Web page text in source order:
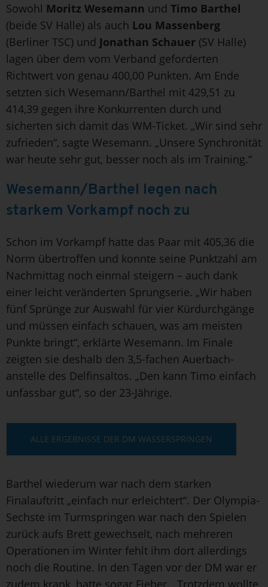
Sowohl Moritz Wesemann und Timo Barthel
(beide SV Halle) als auch Lou Massenberg
(Berliner TSC) und Jonathan Schauer (SV Halle)
lagen über dem vom Verband geforderten
Richtwert von genau 400,00 Punkten. Am Ende
setzten sich Wesemann/Barthel mit 429,51 zu
414,39 gegen ihre Konkurrenten durch und
sicherten sich damit das WM-Ticket. „Wir sind sehr
zufrieden“, sagte Wesemann. „Unsere Synchronität
war heute sehr gut, besser noch als im Training.“
Wesemann/Barthel legen nach
starkem Vorkampf noch zu
Schon im Vorkampf hatte das Paar mit 405,36 die
Norm übertroffen und konnte seine Punktzahl am
Nachmittag noch einmal steigern – auch dank
einer leicht veränderten Sprungserie. „Wir haben
fünf Sprünge zur Auswahl für vier Kürdurchgänge
und müssen einfach schauen, was am meisten
Punkte bringt“, erklärte Wesemann. Im Finale
zeigten sie deshalb den 3,5-fachen Auerbach-
anstelle des Delfinsaltos. „Den kann Timo einfach
unfassbar gut“, so der 23-Jährige.
ALLE ERGEBNISSE DER DM WASSERSPRINGEN
Barthel wiederum war nach dem starken
Finalauftritt „einfach nur erleichtert“. Der Olympia-
Sechste im Turmspringen war nach den Spielen
zurück aufs Brett gewechselt, nach mehreren
Operationen im Winter fehlt ihm dort allerdings
noch die Routine. In den Tagen vor der DM war er